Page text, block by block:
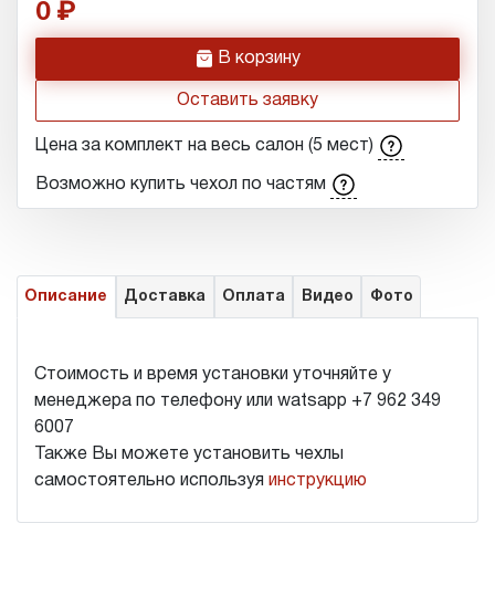
0
h В корзину
Оставить заявку
Цена за комплект на весь салон (5 мест)
Возможно купить чехол по частям
Описание Доставка Оплата Видео Фото
Стоимость и время установки уточняйте у
менеджера по телефону или watsapp +7 962 349
6007
Также Вы можете установить чехлы
самостоятельно используя инструкцию